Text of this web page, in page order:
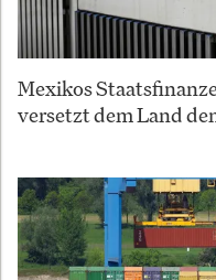
Mexikos
versetzt dem Land